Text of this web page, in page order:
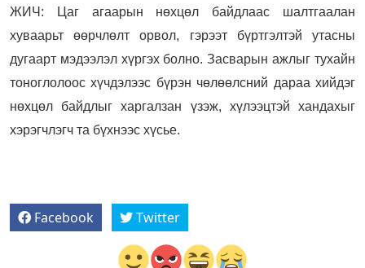
ЖИЧ: Цаг агаарын нөхцөл байдлаас шалтгаалан
хуваарьт өөрчлөлт орвол, гэрээт бүртгэлтэй утасны
дугаарт мэдээлэл хүргэх болно. Засварын ажлыг тухайн
тоноглолоос хүчдэлээс бүрэн чөлөөлсний дараа хийдэг
нөхцөл байдлыг харгалзан үзэж, хүлээцтэй хандахыг
хэрэгчлэгч та бүхнээс хүсье.
Facebook Twitter